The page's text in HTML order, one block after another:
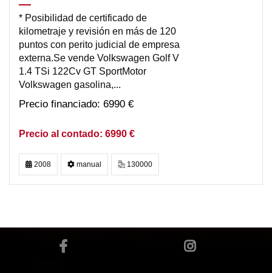
* Posibilidad de certificado de
kilometraje y revisión en más de 120
puntos con perito judicial de empresa
externa.Se vende Volkswagen Golf V
1.4 TSi 122Cv GT SportMotor
Volkswagen gasolina,...
6990 €
6990 €
2008 manual 130000